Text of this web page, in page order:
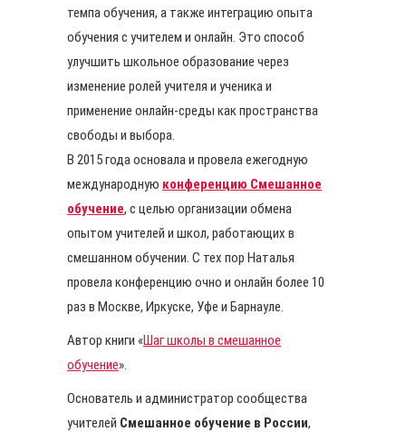
темпа обучения, а также интеграцию опыта
обучения с учителем и онлайн. Это способ
улучшить школьное образование через
изменение ролей учителя и ученика и
применение онлайн-среды как пространства
свободы и выбора.
В 2015 года основала и провела ежегодную
международную конференцию Смешанное
обучение, с целью организации обмена
опытом учителей и школ, работающих в
смешанном обучении. С тех пор Наталья
провела конференцию очно и онлайн более 10
раз в Москве, Иркуске, Уфе и Барнауле.
Автор книги «Шаг школы в смешанное
обучение».
Основатель и администратор сообщества
учителей Смешанное обучение в России,